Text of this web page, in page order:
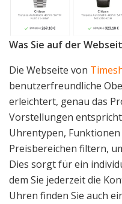
Was Sie auf der
Die Webseite von
benutzerfreundliche
erleichtert, genau das
Vorstellungen
Uhrentypen,
Preisbereichen filtern,
Dies sorgt für ein
dem Sie jederzeit die
Uhren finden Sie auch